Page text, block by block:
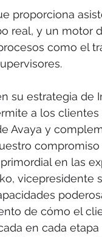
proporciona
real, y un motor
como el
a los
Avaya y
en las
vicepresidente
de cómo el
en cada